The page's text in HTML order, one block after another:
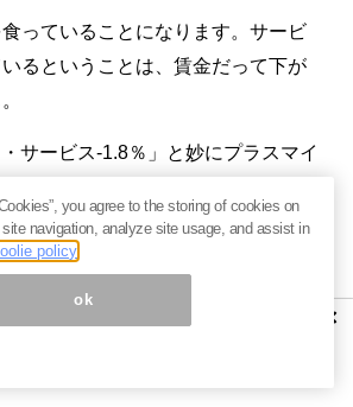
っていることになります。サービ
るということは、賃金だって下が
サービス-1.8％」と妙にプラスマイ
も、新たな世界が見られないとい
「超低金利政策を変更する必要は
す。言い換えれば、金融政策が日
×
you agree to the storing of cookies on
navigation, analyze site usage, and assist in
policy
ok